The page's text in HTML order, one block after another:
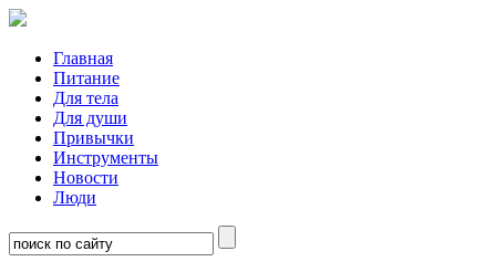
Главная
Питание
Для тела
Для души
Привычки
Инструменты
Новости
Люди